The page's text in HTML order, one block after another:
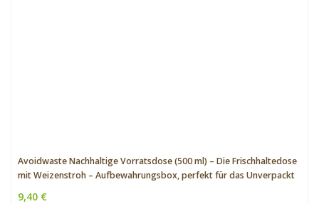
Avoidwaste Nachhaltige Vorratsdose (500 ml) – Die Frischhaltedose
mit Weizenstroh – Aufbewahrungsbox, perfekt für das Unverpackt
9,40 €